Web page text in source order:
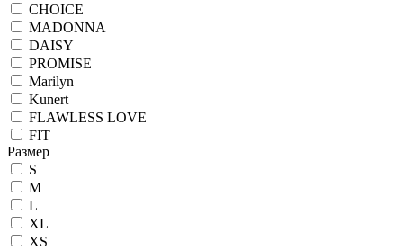
CHOICE
MADONNA
DAISY
PROMISE
Marilyn
Kunert
FLAWLESS LOVE
FIT
Размер
S
M
L
XL
XS